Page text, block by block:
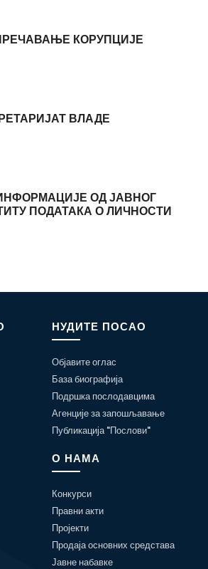
КОРУПЦИЈЕ
ВЛАДЕ
ОД ЈАВНОГ
ПОДАТАКА О ЛИЧНОСТИ
НУДИТЕ ПОСАО
Објавите оглас
База биографија
Подршка послодавцима
Агенције за запошљавање
Публикација "Послови"
О НАМА
Конкурси
Правни акти
Пројекти
Продаја основних средстава
Јавне набавке